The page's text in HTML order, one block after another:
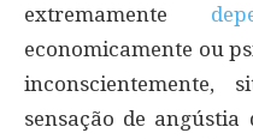
extremamente
economicamente ou
inconscientemente,
sensação de